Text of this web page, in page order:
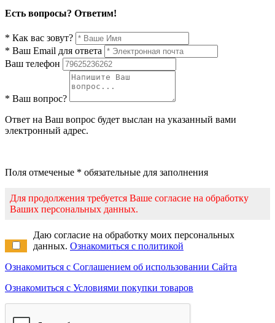
Есть вопросы? Ответим!
* Как вас зовут?
* Ваш Email для ответа
Ваш телефон
* Ваш вопрос?
Ответ на Ваш вопрос будет выслан на указанный вами
электронный адрес.
Поля отмеченые * обязательные для заполнения
Для продолжения требуется Ваше согласие на обработку
Ваших персональных данных.
Даю согласие на обработку моих персональных
данных. Ознакомиться с политикой
Ознакомиться с Соглашением об использовании Сайта
Ознакомиться с Условиями покупки товаров